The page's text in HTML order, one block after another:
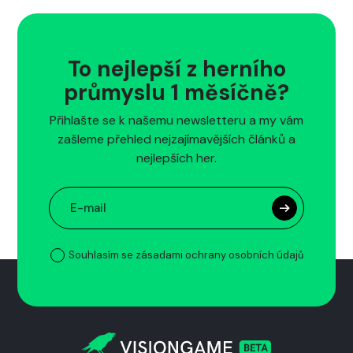
To nejlepší z herního
průmyslu 1 měsíčně?
Přihlašte se k našemu newsletteru a my vám
zašleme přehled nejzajímavějších článků a
nejlepších her.
Souhlasím se zásadami ochrany osobních údajů